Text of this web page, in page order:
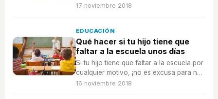
pierdas estas 5 propuestas, ¡os van a
17 noviembre 2018
EDUCACIÓN
Qué hacer si tu hijo tiene que
faltar a la escuela unos días
Si tu hijo tiene que faltar a la escuela por
cualquier motivo, ¡no es excusa para no
estar al día en las tareas escolares!
16 noviembre 2018